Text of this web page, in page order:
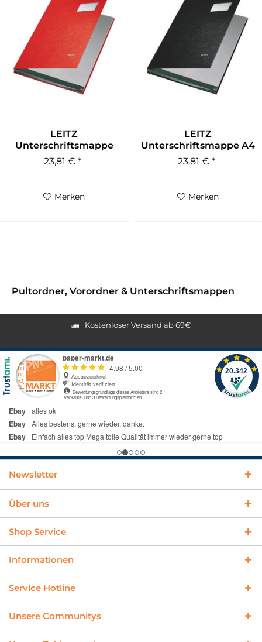
LEITZ
Unterschriftsmappe
mit 10 Fächern rot
23,81 € *
Merken
LEITZ
Unterschriftsmappe A4
10 Fächer schwarz
23,81 € *
Merken
Pultordner, Vorordner & Unterschriftsmappen
Kostenloser Versand ab 69€
Newsletter
Über uns
Shop Service
Informationen
Service Hotline
Unsere Communitys